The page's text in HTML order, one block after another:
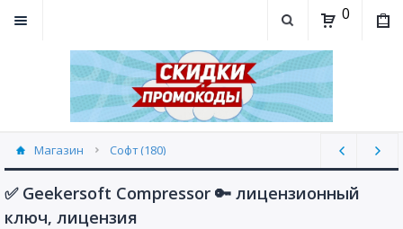
0
Магазин Софт (180)
✅ Geekersoft Compressor 🔑 лицензионный
ключ, лицензия